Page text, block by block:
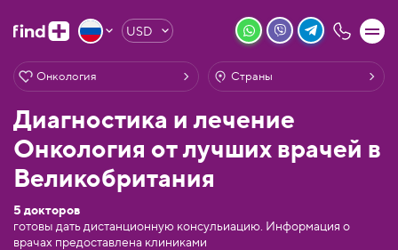
USD
Онкология Страны
Диагностика и лечение
Онкология от лучших врачей в
Великобритания
5 докторов
готовы дать дистанционную консульиацию. Информация о
врачах предоставлена клиниками